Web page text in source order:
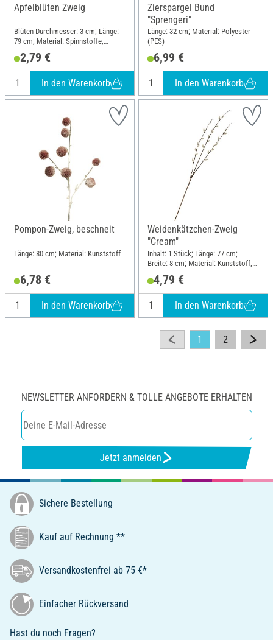
Apfelblüten Zweig
Blüten-Durchmesser: 3 cm; Länge:
79 cm; Material: Spinnstoffe,
Kunststoff
2,79 €
In den Warenkorb
Zierspargel Bund
"Sprengeri"
Länge: 32 cm; Material: Polyester
(PES)
6,99 €
In den Warenkorb
Pompon-Zweig, beschneit
Länge: 80 cm; Material: Kunststoff
6,78 €
In den Warenkorb
Weidenkätzchen-Zweig
"Cream"
Inhalt: 1 Stück; Länge: 77 cm;
Breite: 8 cm; Material: Kunststoff,
Draht
4,79 €
In den Warenkorb
1 2
NEWSLETTER ANFORDERN & TOLLE ANGEBOTE ERHALTEN
Jetzt anmelden
Sichere Bestellung
Kauf auf Rechnung **
Versandkostenfrei ab 75 €*
Einfacher Rückversand
Hast du noch Fragen?